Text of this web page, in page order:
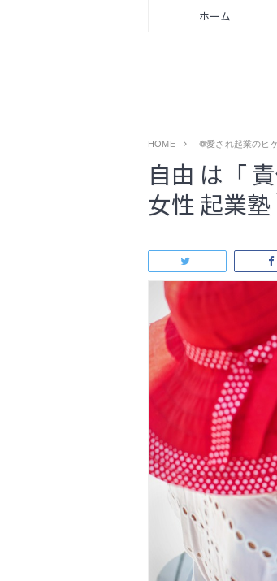
ホーム
HOME ❁愛され起業のヒ
自由 は「
女性 起業塾